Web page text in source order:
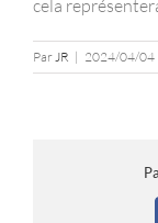
cela
ParJR | 2024/04/04